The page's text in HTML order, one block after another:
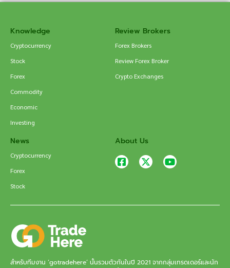
Knowledge
Cryptocurrency
Stock
Forex
Commodity
Economic
Investing
Review Brokers
Forex Brokers
Review Forex Broker
Crypto Exchanges
News
Cryptocurrency
Forex
Stock
About Us
สำหรับทีมงาน ‘gotradehere’ นั้นรวมตัวกันในปี 2021 จากกลุ่มเทรดเดอร์และนัก